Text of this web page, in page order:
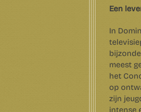
Een
In
meest
het
op
zijn
intense